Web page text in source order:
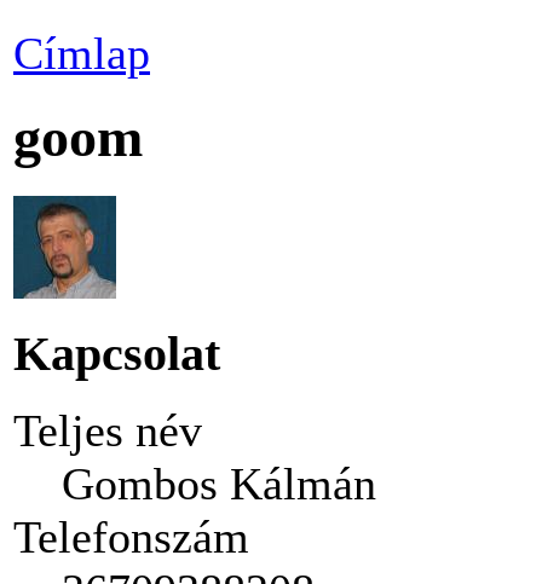
Címlap
goom
Kapcsolat
Teljes név
Gombos Kálmán
Telefonszám